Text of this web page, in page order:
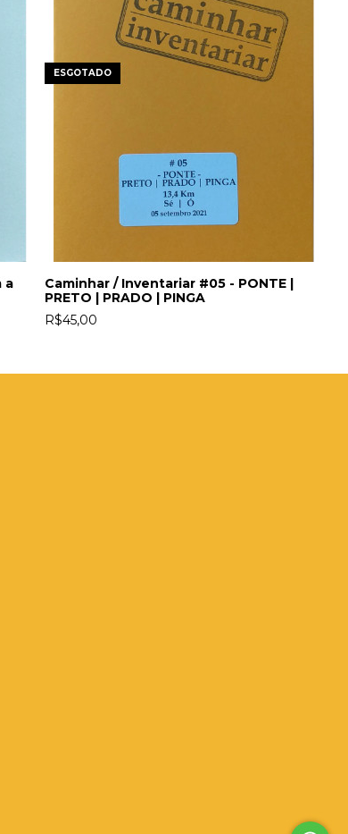
a
ESGOTADO
Caminhar / Inventariar #05 - PONTE |
PRETO | PRADO | PINGA
R$45,00